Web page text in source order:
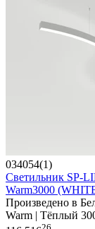
034054(1)
Светильник SP-
Warm3000
Произведено в
Warm | Тёплый